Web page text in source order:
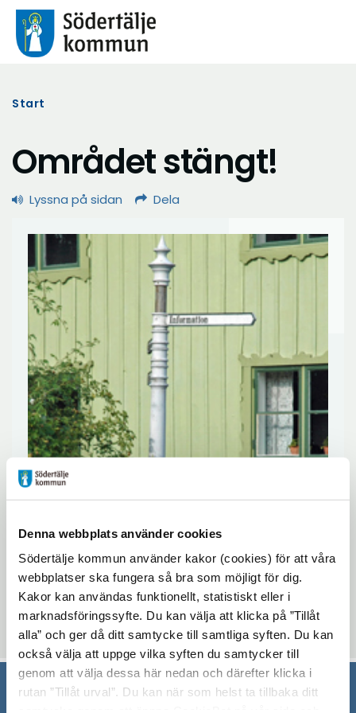
Denna webbplats använder cookies
Södertälje kommun använder kakor (cookies) för att våra
webbplatser ska fungera så bra som möjligt för dig.
Kakor kan användas funktionellt, statistiskt eller i
marknadsföringssyfte. Du kan välja att klicka på ”Tillåt
alla” och ger då ditt samtycke till samtliga syften. Du kan
också välja att uppge vilka syften du samtycker till
genom att välja dessa här nedan och därefter klicka i
rutan ”Tillåt urval”. Du kan när som helst ta tillbaka ditt
Start
Området stängt!
Lyssna på sidan Dela
Torsdagen den 30 januari och fredagen
den 31 januari är området stängt på
grund av filminspelning!
Uppdaterad: 2020-01-30